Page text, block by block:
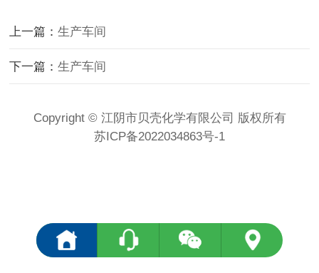
上一篇：生产车间
下一篇：生产车间
Copyright © 江阴市贝壳化学有限公司 版权所有
苏ICP备2022034863号-1